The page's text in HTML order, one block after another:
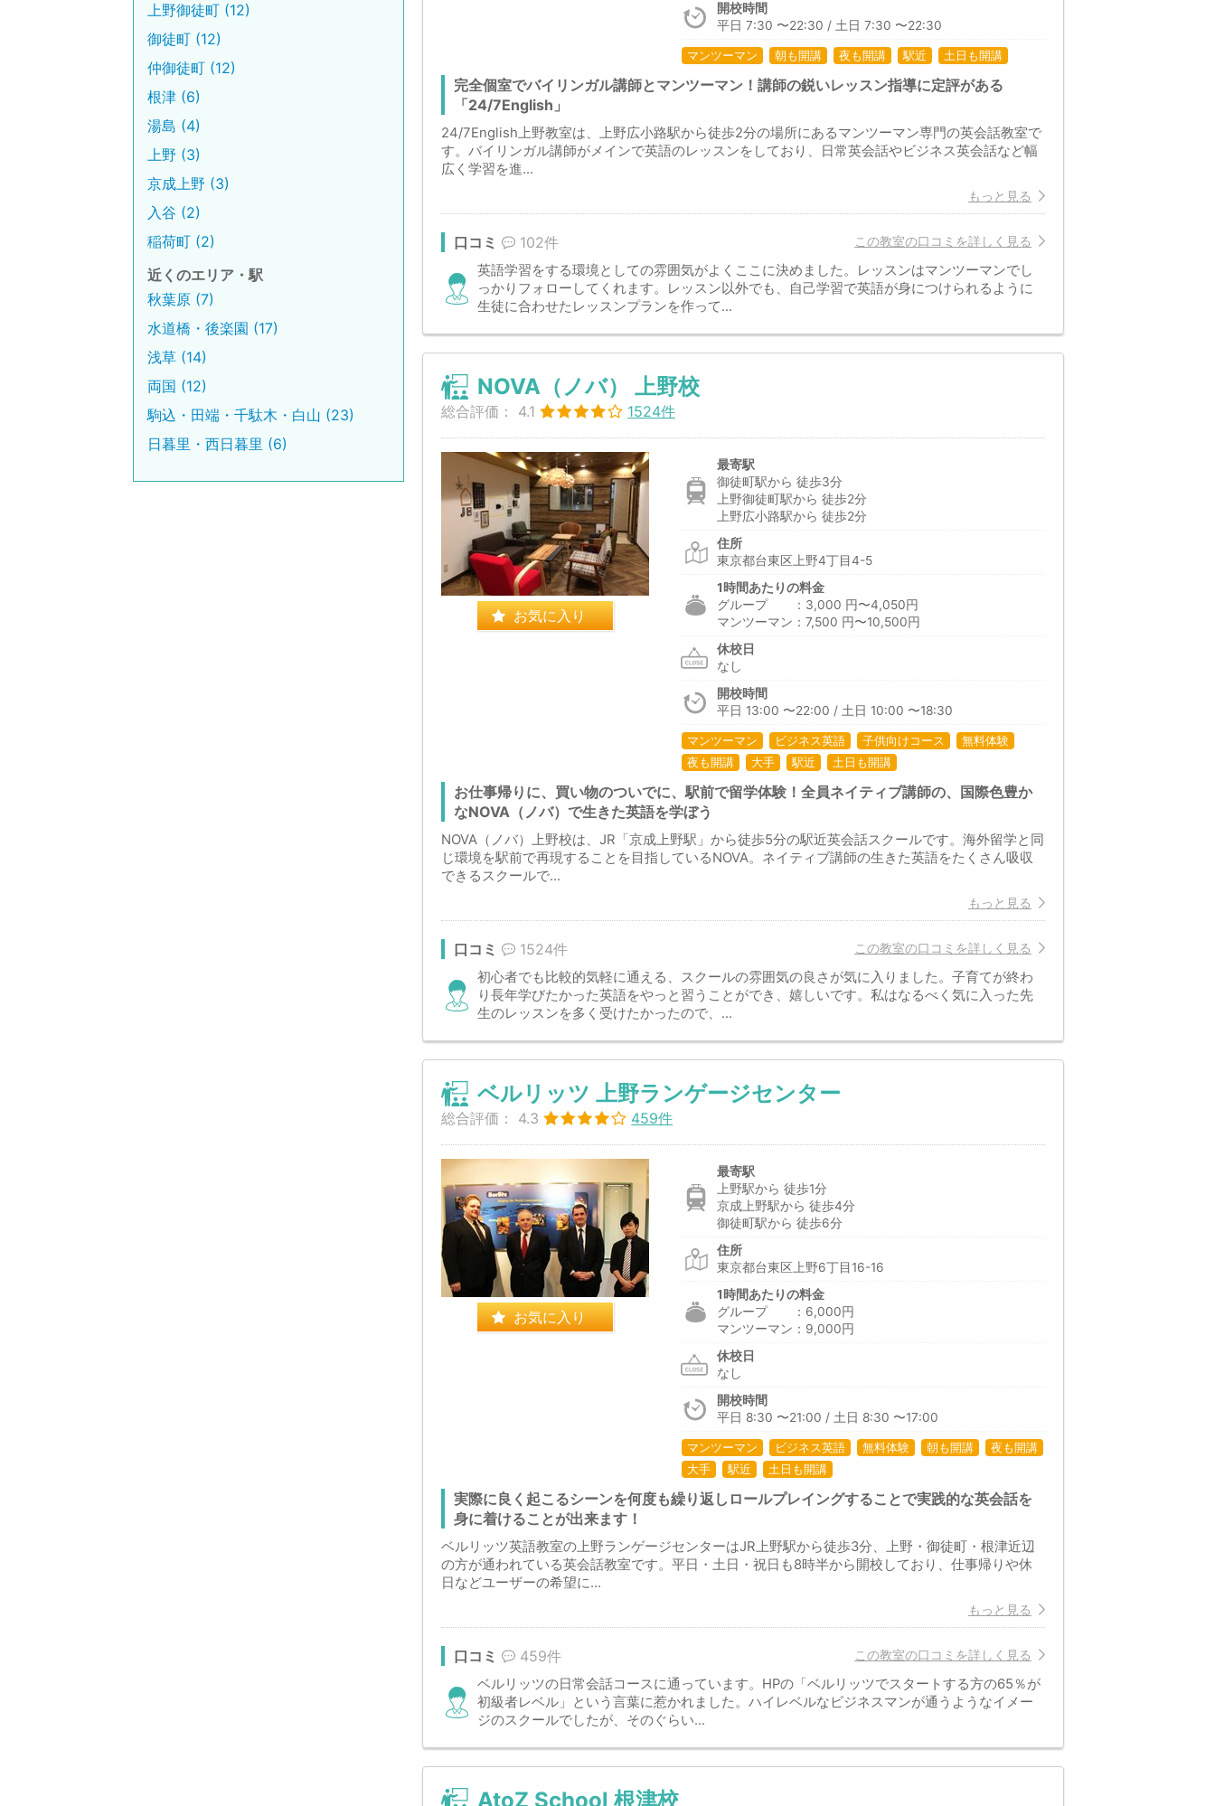
上野御徒町 (12)
御徒町 (12)
仲御徒町 (12)
根津 (6)
湯島 (4)
上野 (3)
京成上野 (3)
入谷 (2)
稲荷町 (2)
近くのエリア・駅
秋葉原 (7)
水道橋・後楽園 (17)
浅草 (14)
両国 (12)
駒込・田端・千駄木・白山 (23)
日暮里・西日暮里 (6)
開校時間
平日 7:30 〜22:30 / 土日 7:30 〜22:30
マンツーマン 朝も開講 夜も開講 駅近 土日も開講
完全個室でバイリンガル講師とマンツーマン！講師の鋭いレッスン指導に定評がある
「24/7English」
24/7English上野教室は、上野広小路駅から徒歩2分の場所にあるマンツーマン専門の英会話教室で
す。バイリンガル講師がメインで英語のレッスンをしており、日常英会話やビジネス英会話など幅
広く学習を進...
もっと見る
この教室の口コミを詳しく見る
口コミ 102件
英語学習をする環境としての雰囲気がよくここに決めました。レッスンはマンツーマンでし
っかりフォローしてくれます。レッスン以外でも、自己学習で英語が身につけられるように
生徒に合わせたレッスンプランを作って...
NOVA（ノバ） 上野校
総合評価： 4.1 1524件
お気に入り
最寄駅
御徒町駅から 徒歩3分
上野御徒町駅から 徒歩2分
上野広小路駅から 徒歩2分
住所
東京都台東区上野4丁目4-5
1時間あたりの料金
グループ ：3,000 円〜4,050円
マンツーマン：7,500 円〜10,500円
休校日
なし
開校時間
平日 13:00 〜22:00 / 土日 10:00 〜18:30
マンツーマン ビジネス英語 子供向けコース
無料体験
夜も開講
大手 駅近 土日も開講
お仕事帰りに、買い物のついでに、駅前で留学体験！全員ネイティブ講師の、国際色豊か
なNOVA（ノバ）で生きた英語を学ぼう
NOVA（ノバ）上野校は、JR「京成上野駅」から徒歩5分の駅近英会話スクールです。海外留学と同
じ環境を駅前で再現することを目指しているNOVA。ネイティブ講師の生きた英語をたくさん吸収
できるスクールで...
もっと見る
この教室の口コミを詳しく見る
口コミ 1524件
初心者でも比較的気軽に通える、スクールの雰囲気の良さが気に入りました。子育てが終わ
り長年学びたかった英語をやっと習うことができ、嬉しいです。私はなるべく気に入った先
生のレッスンを多く受けたかったので、...
ベルリッツ 上野ランゲージセンター
総合評価： 4.3 459件
お気に入り
最寄駅
上野駅から 徒歩1分
京成上野駅から 徒歩4分
御徒町駅から 徒歩6分
住所
東京都台東区上野6丁目16-16
1時間あたりの料金
グループ ：6,000円
マンツーマン：9,000円
休校日
なし
開校時間
平日 8:30 〜21:00 / 土日 8:30 〜17:00
マンツーマン ビジネス英語 無料体験 朝も開講
夜も開講
大手
駅近 土日も開講
実際に良く起こるシーンを何度も繰り返しロールプレイングすることで実践的な英会話を
身に着けることが出来ます！
ベルリッツ英語教室の上野ランゲージセンターはJR上野駅から徒歩3分、上野・御徒町・根津近辺
の方が通われている英会話教室です。平日・土日・祝日も8時半から開校しており、仕事帰りや休
日などユーザーの希望に...
もっと見る
この教室の口コミを詳しく見る
口コミ 459件
ベルリッツの日常会話コースに通っています。HPの「ベルリッツでスタートする方の65％が
初級者レベル」という言葉に惹かれました。ハイレベルなビジネスマンが通うようなイメー
ジのスクールでしたが、そのぐらい...
AtoZ School 根津校